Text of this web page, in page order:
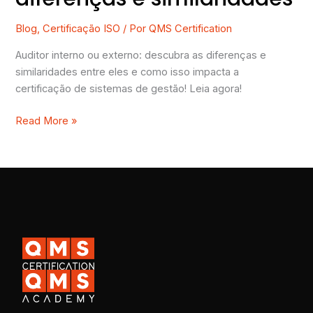
Blog,Certificação ISO / PorQMS Certification
Auditor interno ou externo: descubra as diferenças e
similaridades entre eles e como isso impacta a
certificação de sistemas de gestão! Leia agora!
Read More »